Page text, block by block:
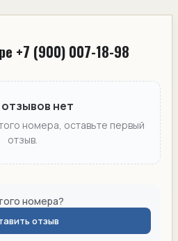
+7 (900) 007-18-98
нет
номера, оставьте первый
отзыв.
номера?
отзыв